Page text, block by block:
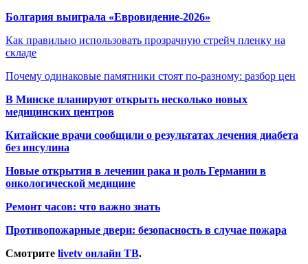
Болгария выиграла «Евровидение-2026»
Как правильно использовать прозрачную стрейч пленку на
складе
Почему одинаковые памятники стоят по-разному: разбор цен
В Минске планируют открыть несколько новых
медицинских центров
Китайские врачи сообщили о результатах лечения диабета
без инсулина
Новые открытия в лечении рака и роль Германии в
онкологической медицине
Ремонт часов: что важно знать
Противопожарные двери: безопасность в случае пожара
Смотрите livetv онлайн ТВ.